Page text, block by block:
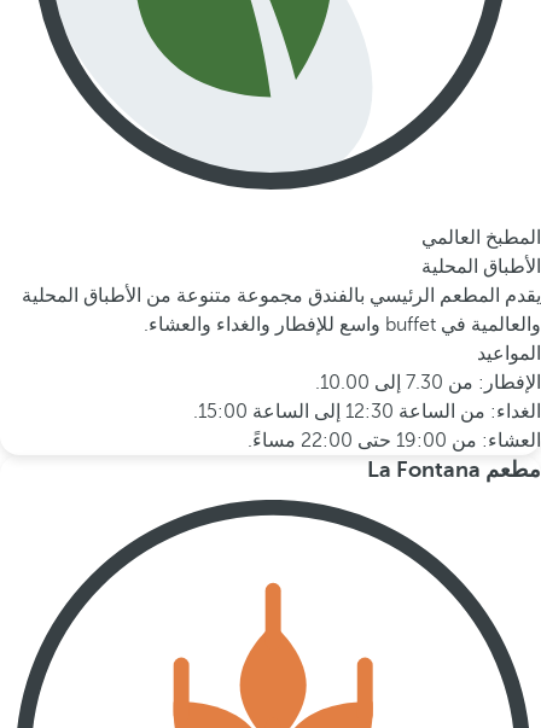
المطبخ العالمي
الأطباق المحلية
يقدم المطعم الرئيسي بالفندق مجموعة متنوعة من الأطباق المحلية
والعالمية في buffet واسع للإفطار والغداء والعشاء.
المواعيد
الإفطار: من 7.30 إلى 10.00.
الغداء: من الساعة 12:30 إلى الساعة 15:00.
العشاء: من 19:00 حتى 22:00 مساءً.
مطعم La Fontana